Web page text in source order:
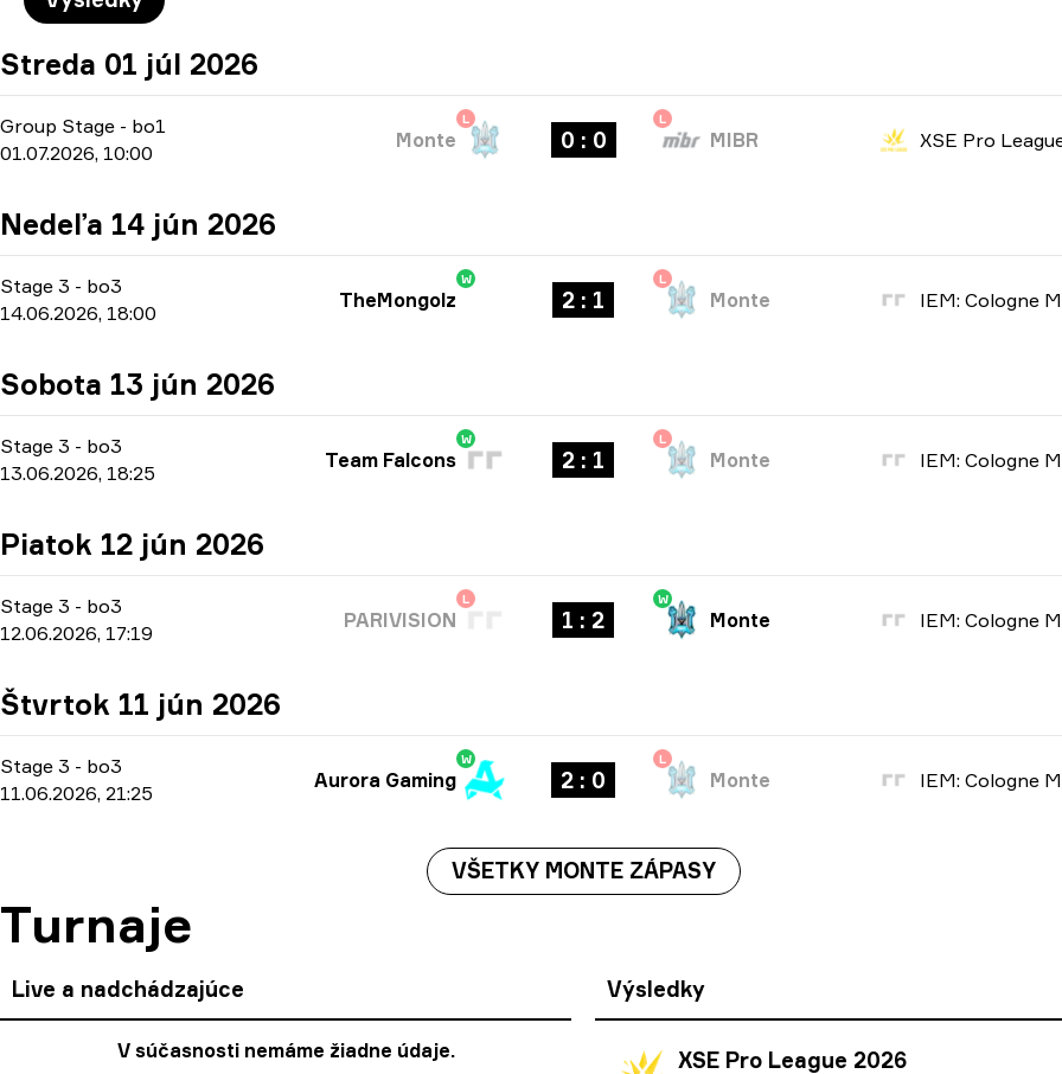
Streda 01 júl 2026
Group Stage - bo1
01.07.2026, 10:00
L
Monte 0 : 0
L
MIBR XSE Pro
Nedeľa 14 jún 2026
Stage 3 - bo3
14.06.2026, 18:00
W
TheMongolz 2 : 1
L
Monte
Sobota 13 jún 2026
Stage 3 - bo3
13.06.2026, 18:25
W
Team Falcons 2 : 1
L
Monte
Piatok 12 jún 2026
Stage 3 - bo3
12.06.2026, 17:19
L
PARIVISION 1 : 2
W
Monte
Štvrtok 11 jún 2026
Stage 3 - bo3
11.06.2026, 21:25
W
Aurora Gaming 2 : 0
L
Monte
VŠETKY MONTE ZÁPASY
Turnaje
Live a nadchádzajúce
V súčasnosti nemáme žiadne údaje.
Výsledky
XSE Pro League 2026